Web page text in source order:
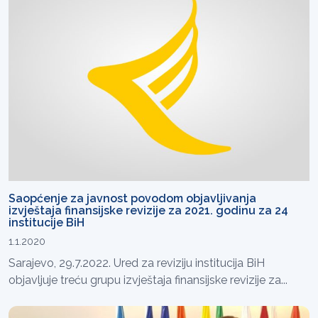
Saopćenje za javnost povodom objavljivanja
izvještaja finansijske revizije za 2021. godinu za 24
institucije BiH
1.1.2020
Sarajevo, 29.7.2022. Ured za reviziju institucija BiH
objavljuje treću grupu izvještaja finansijske revizije za...